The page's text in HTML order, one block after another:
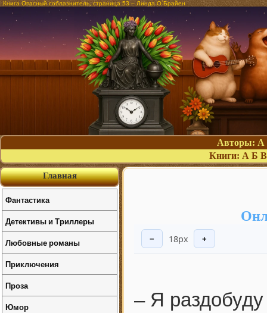
Книга Опасный соблазнитель, страница 53 – Линда О`Брайен
Авторы: А
Книги: А Б В
− 18px +
– Я раздобуду
Главная
Фантастика
Детективы и Триллеры
Любовные романы
Приключения
Проза
Юмор